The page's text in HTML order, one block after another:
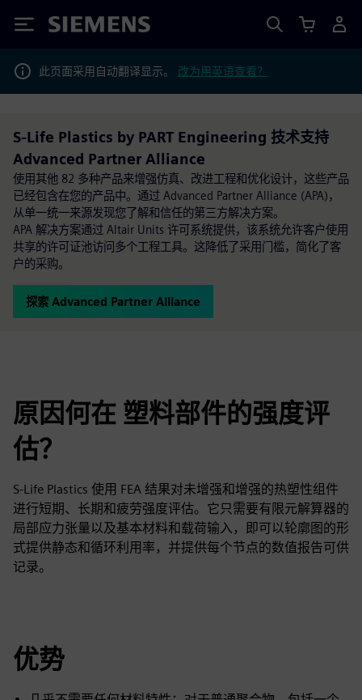
Siemens
此页面采用自动翻译显示。 改为用英语查看？
S-Life Plastics by PART Engineering 技术支持
Advanced Partner Alliance
使用其他 82 多种产品来增强仿真、改进工程和优化设计，这些产品
已经包含在您的产品中。通过 Advanced Partner Alliance (APA)，
从单一统一来源发现您了解和信任的第三方解决方案。
APA 解决方案通过 Altair Units 许可系统提供，该系统允许客户使用
共享的许可证池访问多个工程工具。这降低了采用门槛，简化了客
户的采购。
探索 Advanced Partner Alliance
原因何在 塑料部件的强度评
估？
S-Life Plastics 使用 FEA 结果对未增强和增强的热塑性组件
进行短期、长期和疲劳强度评估。它只需要有限元解算器的
局部应力张量以及基本材料和载荷输入，即可以轮廓图的形
式提供静态和循环利用率，并提供每个节点的数值报告可供
记录。
优势